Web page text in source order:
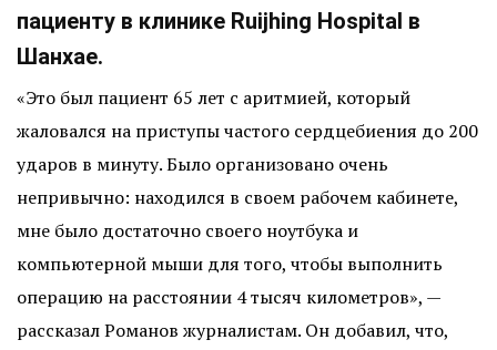
пациенту в клинике Ruijhing Hospital в
Шанхае.
«Это был пациент 65 лет с аритмией, который
жаловался на приступы частого сердцебиения до 200
ударов в минуту. Было организовано очень
непривычно: находился в своем рабочем кабинете,
мне было достаточно своего ноутбука и
компьютерной мыши для того, чтобы выполнить
операцию на расстоянии 4 тысяч километров», —
рассказал Романов журналистам. Он добавил, что,